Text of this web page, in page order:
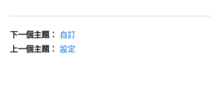
下一個主題：
自訂
上一個主題： 設定